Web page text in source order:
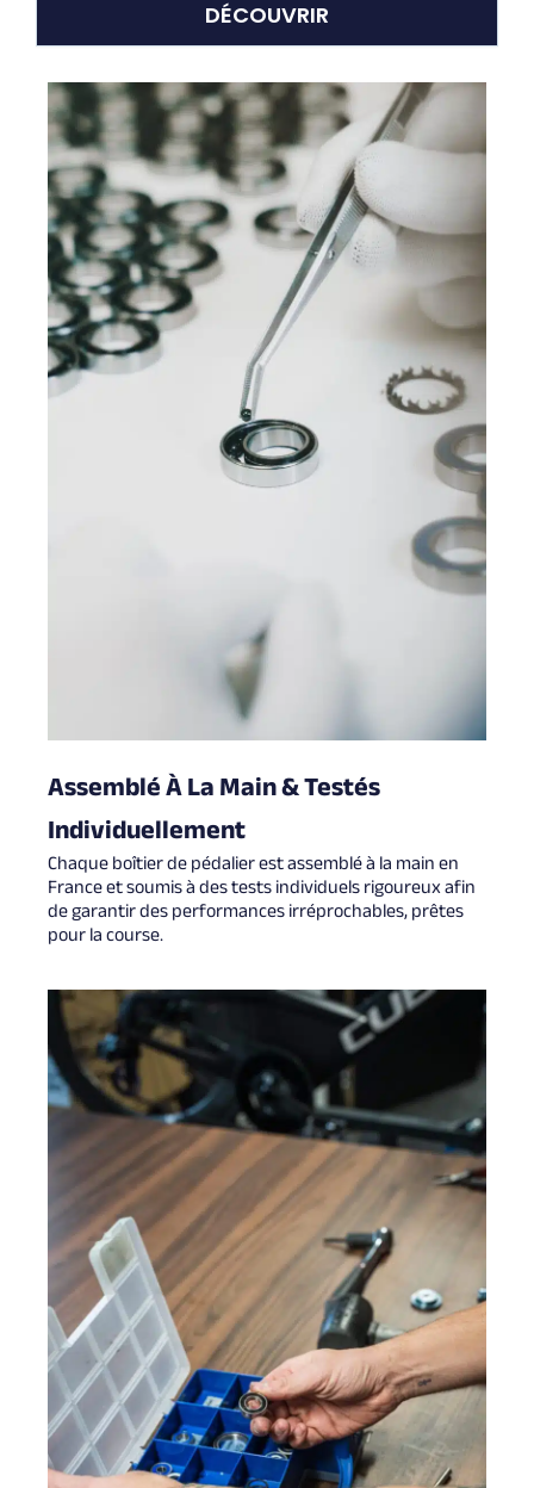
DÉCOUVRIR
Assemblé À La Main & Testés
Individuellement
Chaque boîtier de pédalier est assemblé à la main en
France et soumis à des tests individuels rigoureux afin
de garantir des performances irréprochables, prêtes
pour la course.